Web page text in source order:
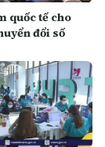
quốc tế cho
đổi số